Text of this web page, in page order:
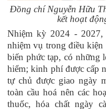
Đồng chí Nguyễn Hữu
kết hoạt
Nhiệm kỳ 2024 - 2027,
nhiệm vụ trong điều kiện
biến phức tạp, có những
hiểm; kinh phí được cấp
tự chủ được giao ngày
toàn cầu hoá nên các
thuốc, hóa chất ngày